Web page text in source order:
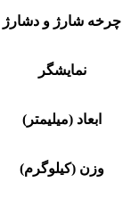
چرخه شارژ و دشارژ
نمایشگر
ابعاد (میلیمتر)
وزن (کیلوگرم)